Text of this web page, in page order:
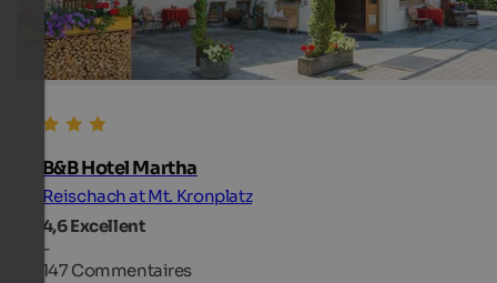
B&B Hotel Martha
Reischach at Mt. Kronplatz
4,6Excellent
-
147 Commentaires